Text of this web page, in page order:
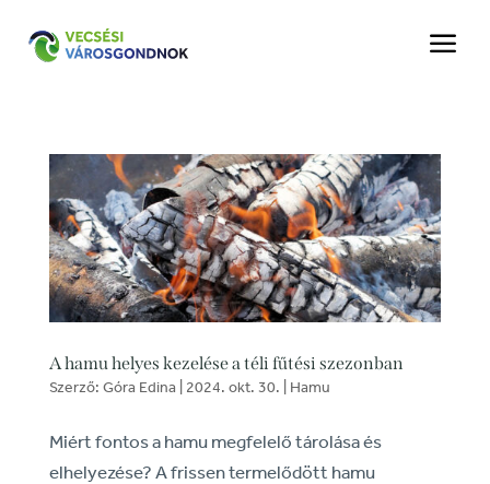
a
A hamu helyes kezelése a téli fűtési szezonban
Szerző: Góra Edina 2024. okt. 30. Hamu
Miért fontos a hamu megfelelő tárolása és
elhelyezése? A frissen termelődött hamu